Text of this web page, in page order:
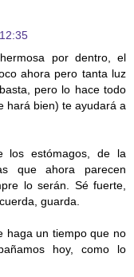
por dentro, el
ahora pero tanta luz
pero lo hace todo
hará bien) te ayudará a
los estómagos, de la
que ahora parecen
lo serán. Sé fuerte,
guarda.
haga un tiempo que no
hoy, como lo